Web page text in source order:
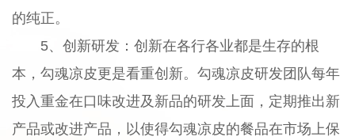
的纯正。
5、创新研发：创新在各行各业都是生存的根
本，勾魂凉皮更是看重创新。勾魂凉皮研发团队每年
投入重金在口味改进及新品的研发上面，定期推出新
产品或改进产品，以使得勾魂凉皮的餐品在市场上保